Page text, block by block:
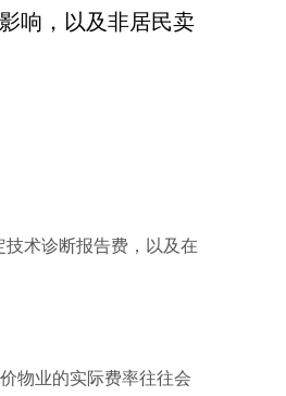
响，以及非居民卖
术诊断报告费，以及在
物业的实际费率往往会